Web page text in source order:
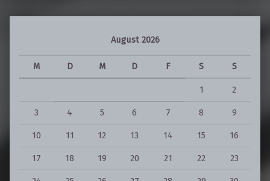
August 2026
M D M D F S S
1 2
3 4 5 6 7 8 9
10 11 12 13 14 15 16
17 18 19 20 21 22 23